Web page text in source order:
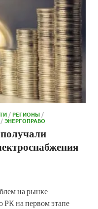
/РЕГИОНЫ /
/ЭНЕРГОПРАВО
получали
на рынке
РК на первом этапе